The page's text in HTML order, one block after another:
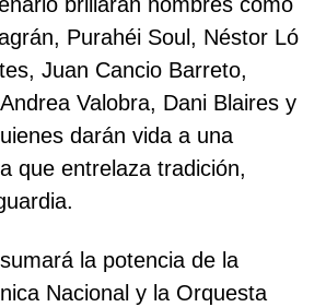
Purahéi Soul, Néstor Ló
Juan Cancio Barreto,
Valobra, Dani Blaires y
darán vida a una
que entrelaza tradición,
la potencia de la
Nacional y la Orquesta